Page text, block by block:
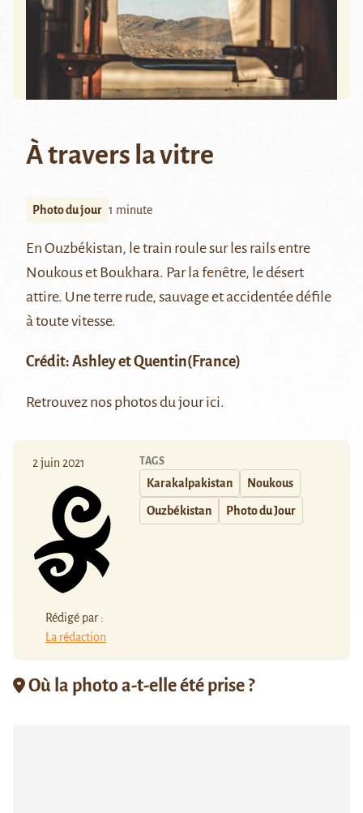
À travers la vitre
Photo du jour 1 minute
En Ouzbékistan, le train roule sur les rails entre
Noukouset Boukhara. Par la fenêtre, le désert
attire. Une terre rude, sauvage et accidentée défile
à toute vitesse.
Crédit: Ashley et Quentin(France)
Retrouvez nos photos du jourici.
2 juin 2021
Rédigé par :
La rédaction
TAGS
Karakalpakistan Noukous
Ouzbékistan Photo du Jour
Où la photo a-t-elle été prise ?